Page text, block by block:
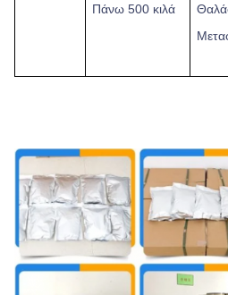
Πάνω 500 κιλά